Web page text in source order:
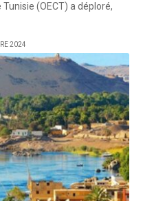
(OECT) a déploré,
2024